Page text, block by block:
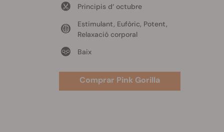
Principis d‘ octubre
Estimulant, Eufòric, Potent,
Relaxació corporal
Baix
Comprar Pink Gorilla